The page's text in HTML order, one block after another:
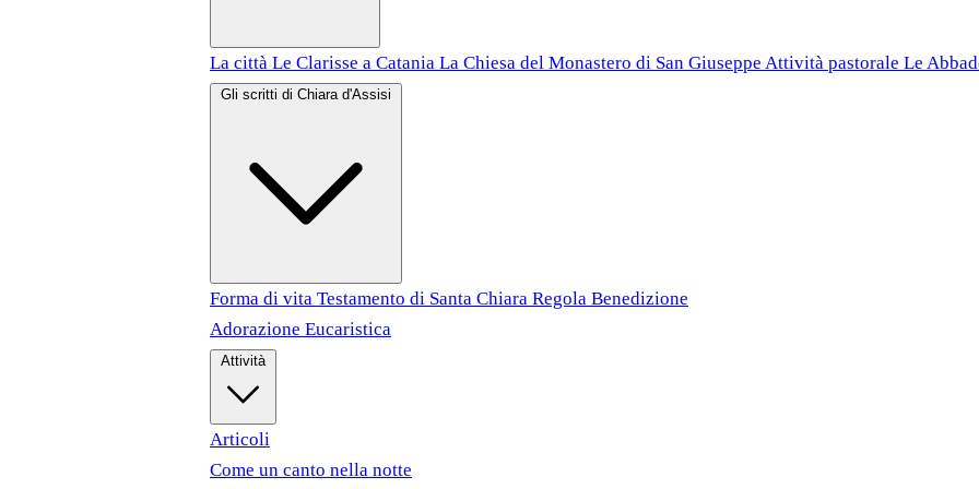
La città Le Clarisse a Catania La Chiesa del Monastero di San Giuseppe Attività pastorale Le
Forma di vita Testamento di Santa Chiara Regola Benedizione
Adorazione Eucaristica
Articoli
Come un canto nella notte